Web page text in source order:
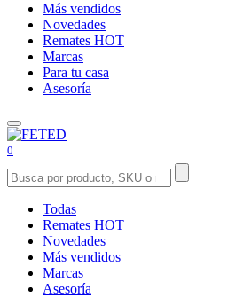
Más vendidos
Novedades
Remates HOT
Marcas
Para tu casa
Asesoría
0
Todas
Remates HOT
Novedades
Más vendidos
Marcas
Asesoría